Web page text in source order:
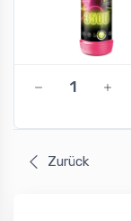
Zurück